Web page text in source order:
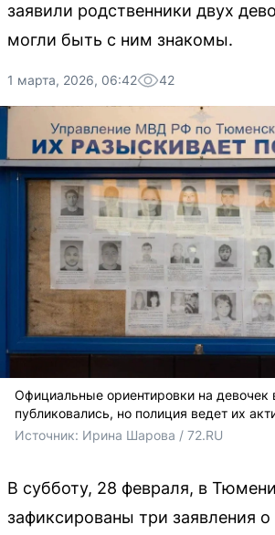
заявили родственники двух
могли быть с ним знакомы.
1 марта, 2026, 06:42 42
Официальные ориентировки на девочек
публиковались, но полиция ведет их
Источник: Ирина Шарова / 72.RU
В субботу, 28 февраля, в Тюмени
зафиксированы три заявления